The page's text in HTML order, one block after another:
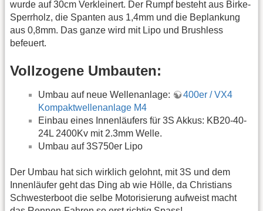
wurde auf 30cm Verkleinert. Der Rumpf besteht aus Birke-
Sperrholz, die Spanten aus 1,4mm und die Beplankung
aus 0,8mm. Das ganze wird mit Lipo und Brushless
befeuert.
Vollzogene Umbauten:
Umbau auf neue Wellenanlage:
400er / VX4
Kompaktwellenanlage M4
Einbau eines Innenläufers für 3S Akkus: KB20-40-
24L 2400Kv mit 2.3mm Welle.
Umbau auf 3S750er Lipo
Der Umbau hat sich wirklich gelohnt, mit 3S und dem
Innenläufer geht das Ding ab wie Hölle, da Christians
Schwesterboot die selbe Motorisierung aufweist macht